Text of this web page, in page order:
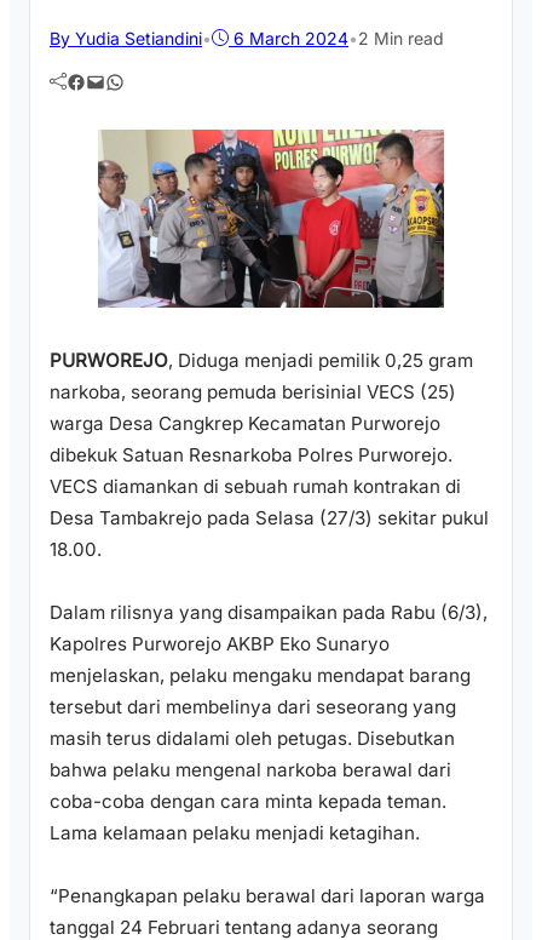
By Yudia Setiandini• 6 March 2024•2 Min read
Facebook Mail WhatsApp
PURWOREJO, Diduga menjadi pemilik 0,25 gram
narkoba, seorang pemuda berisinial VECS (25)
warga Desa Cangkrep Kecamatan Purworejo
dibekuk Satuan Resnarkoba Polres Purworejo.
VECS diamankan di sebuah rumah kontrakan di
Desa Tambakrejo pada Selasa (27/3) sekitar pukul
18.00.
Dalam rilisnya yang disampaikan pada Rabu (6/3),
Kapolres Purworejo AKBP Eko Sunaryo
menjelaskan, pelaku mengaku mendapat barang
tersebut dari membelinya dari seseorang yang
masih terus didalami oleh petugas. Disebutkan
bahwa pelaku mengenal narkoba berawal dari
coba-coba dengan cara minta kepada teman.
Lama kelamaan pelaku menjadi ketagihan.
“Penangkapan pelaku berawal dari laporan warga
tanggal 24 Februari tentang adanya seorang